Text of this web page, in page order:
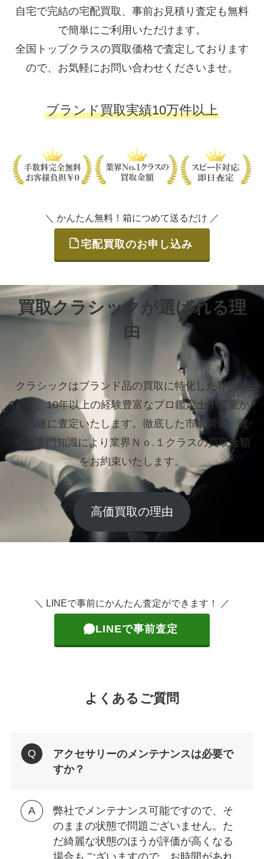
自宅で完結の宅配買取、事前お見積り査定も無料
で簡単にご利用いただけます。
全国トップクラスの買取価格で査定しております
ので、お気軽にお問い合わせくださいませ。
ブランド買取実績10万件以上
＼ かんたん無料！箱につめて送るだけ ／
宅配買取のお申し込み
買取クラシックが選ばれる理
由
クラシックはブランド品の買取に特化した専門店
です。10年以上の経験豊富なプロ鑑定士が丁重か
つ迅速に査定いたします。 徹底した市場調査、豊
富な専門知識により業界Ｎｏ.１クラスの買取金額
をお約束いたします。
高価買取の理由
＼ LINEで事前にかんたん査定ができます！ ／
LINEで事前査定
よくあるご質問
アクセサリーのメンテナンスは必要で
すか？
弊社でメンテナンス可能ですので、そ
のままの状態で問題ございません。た
だ綺麗な状態のほうが評価が高くなる